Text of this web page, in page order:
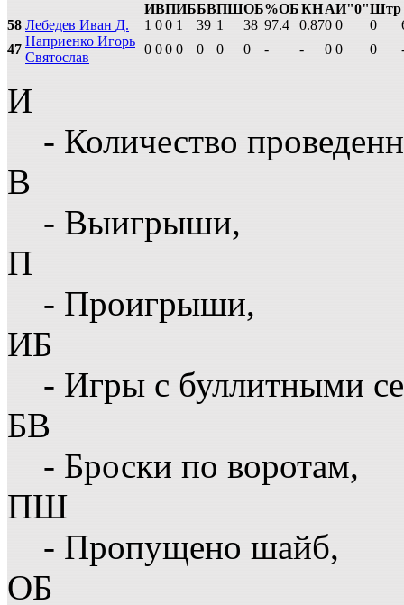
ИВПИББВПШОБ%ОБКНАИ"0"Штр
58 Лебедев Иван Д. 1 00 1 39 1 38 97.4 0.870 0 0
47
Наприенко Игорь
Святослав
0 00 0 0 0 0 - - 0 0 0
И
- Количество
В
- Выигрыши,
П
- Проигрыши,
ИБ
- Игры с буллитными
БВ
- Броски по воротам,
ПШ
- Пропущено шайб,
ОБ